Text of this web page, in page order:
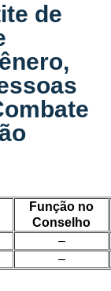
de
Função no
Conselho
–
–